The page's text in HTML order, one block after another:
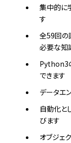
集中的に
す
全59回の
必要な知
Python3
できます
データエ
自動化と
びます
オブジェ